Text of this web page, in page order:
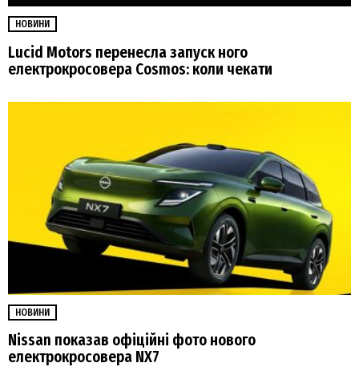
НОВИНИ
Lucid Motors перенесла запуск ного
електрокросовера Cosmos: коли чекати
НОВИНИ
Nissan показав офіційні фото нового
електрокросовера NX7